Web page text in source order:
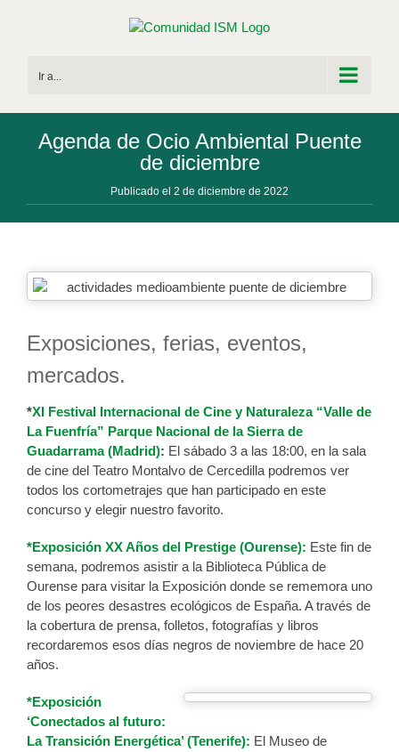
Ir a...
Agenda de Ocio Ambiental Puente
de diciembre
Publicado el 2 de diciembre de 2022
Exposiciones, ferias, eventos,
mercados.
*XI Festival Internacional de Cine y Naturaleza “Valle de
La Fuenfría” Parque Nacional de la Sierra de
Guadarrama (Madrid): El sábado 3 a las 18:00, en la sala
de cine del Teatro Montalvo de Cercedilla podremos ver
todos los cortometrajes que han participado en este
concurso y elegir nuestro favorito.
*Exposición XX Años del Prestige (Ourense): Este fin de
semana, podremos asistir a la Biblioteca Pública de
Ourense para visitar la Exposición donde se rememora uno
de los peores desastres ecológicos de España. A través de
la cobertura de prensa, folletos, fotografías y libros
recordaremos esos días negros de noviembre de hace 20
años.
*Exposición
‘Conectados al futuro:
La Transición Energética’ (Tenerife): El Museo de